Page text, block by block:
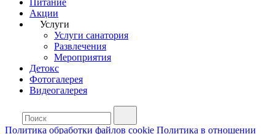
Акции
Услуги
Услуги санатория
Развлечения
Мероприятия
Детокс
Фотогалерея
Видеогалерея
Политика обработки файлов cookie Политика в отношении